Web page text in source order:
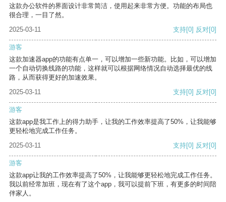
这款办公软件的界面设计非常简洁，使用起来非常方便。功能的布局也
很合理，一目了然。
2025-03-11
支持[0] 反对[0]
游客
这款加速器app的功能有点单一，可以增加一些新功能。比如，可以增加
一个自动切换线路的功能，这样就可以根据网络情况自动选择最优的线
路，从而获得更好的加速效果。
2025-03-11
支持[0] 反对[0]
游客
这款app是我工作上的得力助手，让我的工作效率提高了50%，让我能够
更轻松地完成工作任务。
2025-03-11
支持[0] 反对[0]
游客
这款app让我的工作效率提高了50%，让我能够更轻松地完成工作任务。
我以前经常加班，现在有了这个app，我可以提前下班，有更多的时间陪
伴家人。